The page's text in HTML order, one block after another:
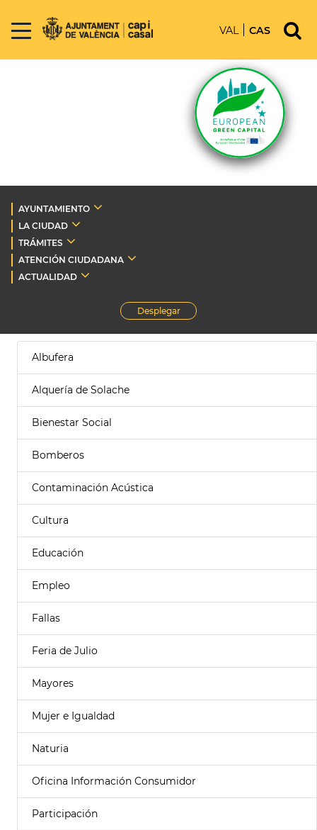
VAL CAS
AYUNTAMIENTO
LA CIUDAD
TRÁMITES
ATENCIÓN CIUDADANA
ACTUALIDAD
Desplegar
Albufera
Alquería de Solache
Bienestar Social
Bomberos
Contaminación Acústica
Cultura
Educación
Empleo
Fallas
Feria de Julio
Mayores
Mujer e Igualdad
Naturia
Oficina Información Consumidor
Participación